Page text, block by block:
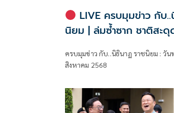
LIVE ครบมุมข่าว กับ..
นิยม | ล่มซ้ำซาก ชาติสะดุ
ครบมุมข่าว กับ..นิธินาฏ ราชนิยม : วั
สิงหาคม 2568